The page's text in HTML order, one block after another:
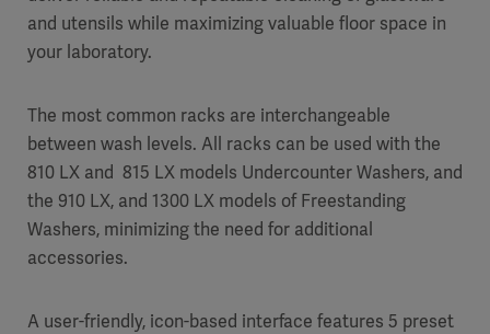
and utensils while maximizing valuable floor space in
your laboratory.
The most common racks are interchangeable
between wash levels. All racks can be used with the
810 LX and 815 LX models Undercounter Washers, and
the 910 LX, and 1300 LX models of Freestanding
Washers, minimizing the need for additional
accessories.
A user-friendly, icon-based interface features 5 preset